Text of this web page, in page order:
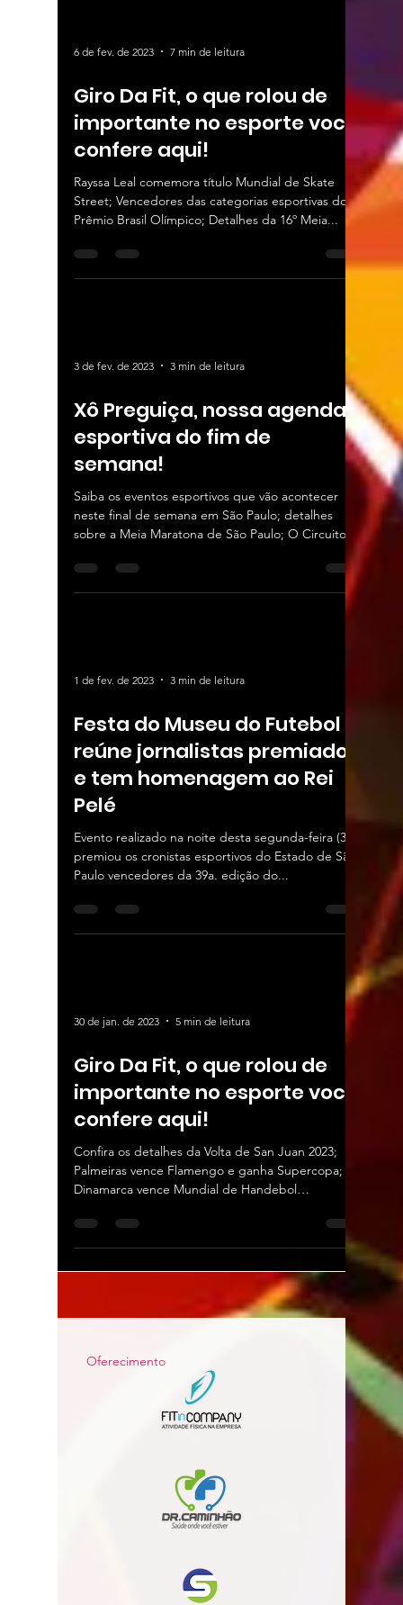
6 de fev. de 2023 7 min de leitura
Giro Da Fit, o que rolou de
importante no esporte você
confere aqui!
Rayssa Leal comemora título Mundial de Skate
Street; Vencedores das categorias esportivas do
Prêmio Brasil Olímpico; Detalhes da 16º Meia...
3 de fev. de 2023 3 min de leitura
Xô Preguiça, nossa agenda
esportiva do fim de
semana!
Saiba os eventos esportivos que vão acontecer
neste final de semana em São Paulo; detalhes
sobre a Meia Maratona de São Paulo; O Circuito...
1 de fev. de 2023 3 min de leitura
Festa do Museu do Futebol
reúne jornalistas premiados
e tem homenagem ao Rei
Pelé
Evento realizado na noite desta segunda-feira (30)
premiou os cronistas esportivos do Estado de São
Paulo vencedores da 39a. edição do...
30 de jan. de 2023 5 min de leitura
Giro Da Fit, o que rolou de
importante no esporte você
confere aqui!
Confira os detalhes da Volta de San Juan 2023;
Palmeiras vence Flamengo e ganha Supercopa;
Dinamarca vence Mundial de Handebol
Oferecimento